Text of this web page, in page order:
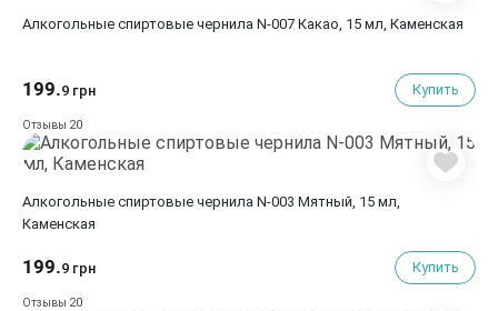
Алкогольные спиртовые чернила N-007 Какао, 15 мл, Каменская
199.9 грн Купить
Отзывы 20
Алкогольные спиртовые чернила N-003 Мятный, 15 мл,
Каменская
199.9 грн Купить
Отзывы 20